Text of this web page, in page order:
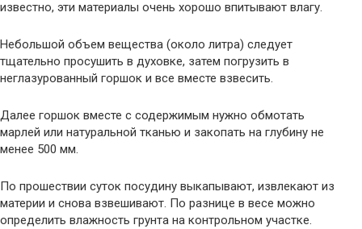
известно, эти материалы очень хорошо впитывают влагу.
Небольшой объем вещества (около литра) следует
тщательно просушить в духовке, затем погрузить в
неглазурованный горшок и все вместе взвесить.
Далее горшок вместе с содержимым нужно обмотать
марлей или натуральной тканью и закопать на глубину не
менее 500 мм.
По прошествии суток посудину выкапывают, извлекают из
материи и снова взвешивают. По разнице в весе можно
определить влажность грунта на контрольном участке.